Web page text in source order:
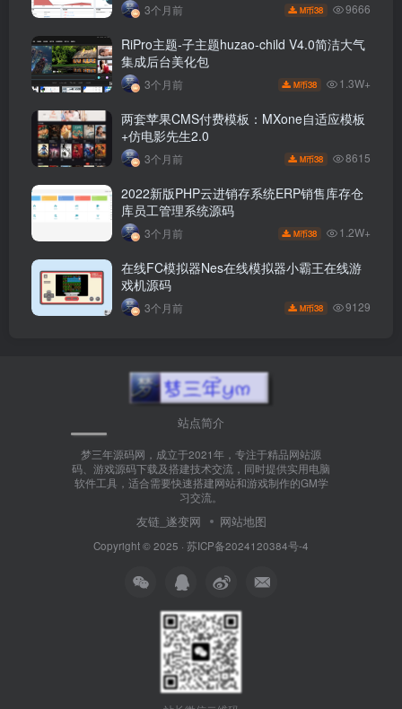
3个月前 M币38 9666
RiPro主题-子主题huzao-child V4.0简洁大气
集成后台美化包
3个月前 M币38 1.3W+
两套苹果CMS付费模板：MXone自适应模板
+仿电影先生2.0
3个月前 M币38 8615
2022新版PHP云进销存系统ERP销售库存仓
库员工管理系统源码
3个月前 M币38 1.2W+
在线FC模拟器Nes在线模拟器小霸王在线游
戏机源码
3个月前 M币38 9129
站点简介
梦三年源码网，成立于2021年，专注于精品网站源
码、游戏源码下载及搭建技术交流，同时提供实用电脑
软件工具，适合需要快速搭建网站和游戏制作的GM学
习交流。
友链_遂变网 网站地图
Copyright © 2025 · 苏ICP备2024120384号-4